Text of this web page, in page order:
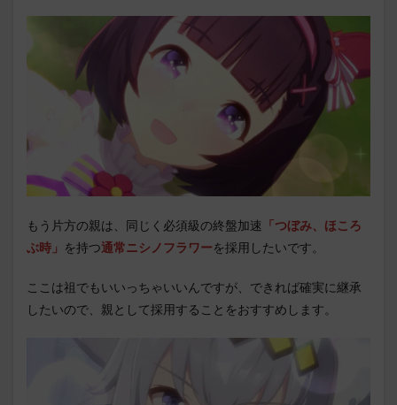
もう片方の親は、同じく必須級の終盤加速 「つぼみ、ほころ
ぶ時」 を持つ通常ニシノフラワーを採用したいです。
ここは祖でもいいっちゃいいんですが、できれば確実に継承
したいので、親として採用することをおすすめします。